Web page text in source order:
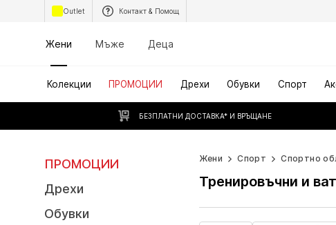
Outlet Контакт & Помощ
Жени Мъже Деца
Колекции ПРОМОЦИИ Дрехи Обувки Спорт
БЕЗПЛАТНИ ДОСТАВКА* И ВРЪЩАНЕ
ПРОМОЦИИ
Дрехи
Обувки
Жени Спорт Спортно
Тренировъчни и